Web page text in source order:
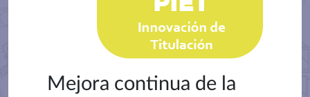
Mejora continua de la